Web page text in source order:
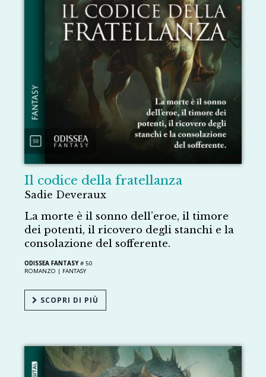
Il codice della fratellanza
Sadie Deveraux
La morte è il sonno dell’eroe, il timore
dei potenti, il ricovero degli stanchi e la
consolazione del sofferente.
ODISSEA FANTASY# 50
ROMANZO | FANTASY
SCOPRI DI PIÙ